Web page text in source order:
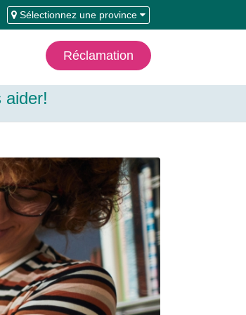
Sélectionnez une province
Réclamation
aider!